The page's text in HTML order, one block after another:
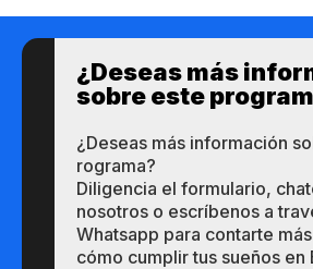
¿Deseas más
so​bre este​
¿Deseas más información
rograma?
Diligencia el formulario,
nosotros o escríbenos a
Whatsapp para contarte
cómo cumplir tus sueños en